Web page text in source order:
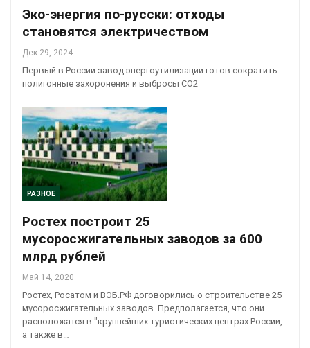
Эко-энергия по-русски: отходы
становятся электричеством
Дек 29, 2024
Первый в России завод энергоутилизации готов сократить
полигонные захоронения и выбросы CO2
РАЗНОЕ
Ростех построит 25
мусоросжигательных заводов за 600
млрд рублей
Май 14, 2020
Ростех, Росатом и ВЭБ.РФ договорились о строительстве 25
мусоросжигательных заводов. Предполагается, что они
расположатся в "крупнейших туристических центрах России,
а также в…